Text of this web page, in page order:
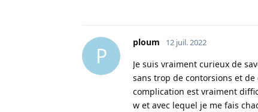
P
ploum 12 juil. 2022
Je suis vraiment curieux de
sans trop de contorsions et
complication est vraiment
w et avec lequel je me fais